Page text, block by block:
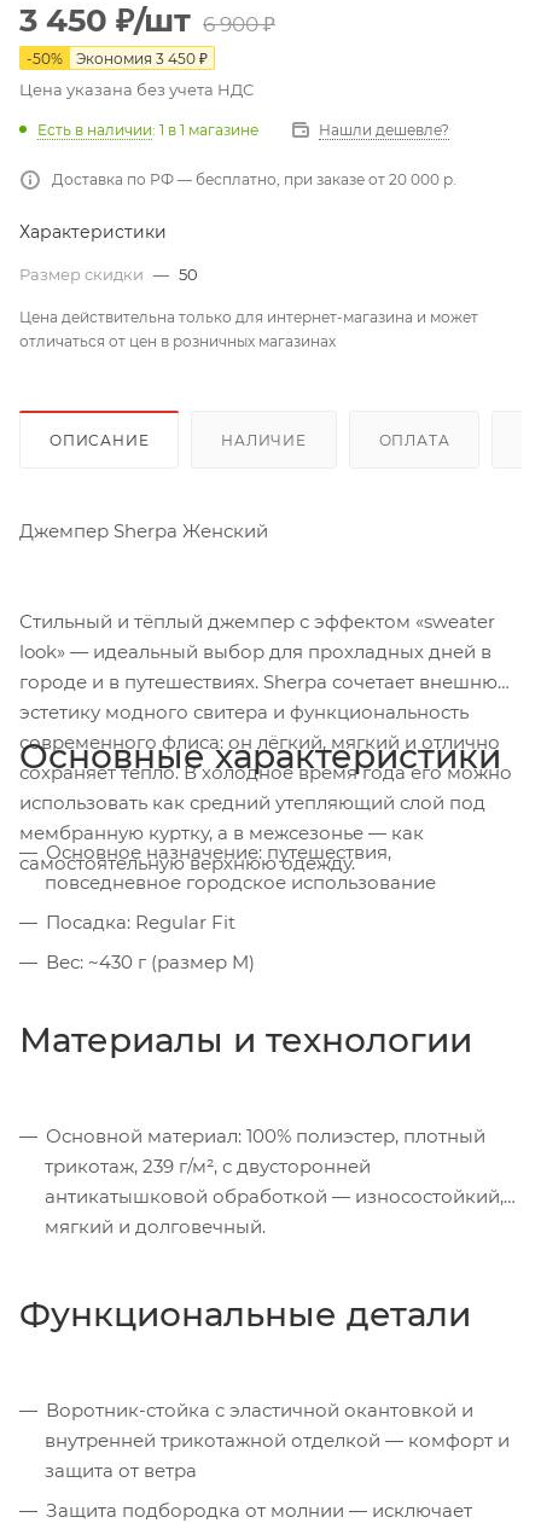
3 450 ₽/шт 6 900₽
-50% Экономия 3 450 ₽
Цена указана без учета НДС
Есть в наличии: 1 в 1 магазине Нашли дешевле?
Доставка по РФ — бесплатно, при заказе от 20 000 р.
Характеристики
Размер скидки — 50
Цена действительна только для интернет-магазина и может
отличаться от цен в розничных магазинах
ОПИСАНИЕ НАЛИЧИЕ ОПЛАТА
Джемпер Sherpa Женский
Стильный и тёплый джемпер с эффектом «sweater
look» — идеальный выбор для прохладных дней в
городе и в путешествиях. Sherpa сочетает внешнюю
эстетику модного свитера и функциональность
современного флиса: он лёгкий, мягкий и отлично
сохраняет тепло. В холодное время года его можно
использовать как средний утепляющий слой под
мембранную куртку, а в межсезонье — как
самостоятельную верхнюю одежду.
Основные характеристики
Основное назначение: путешествия,
повседневное городское использование
Посадка: Regular Fit
Вес: ~430 г (размер M)
Материалы и технологии
Основной материал: 100% полиэстер, плотный
трикотаж, 239 г/м², с двусторонней
антикатышковой обработкой — износостойкий,
мягкий и долговечный.
Функциональные детали
Воротник-стойка с эластичной окантовкой и
внутренней трикотажной отделкой — комфорт и
защита от ветра
Защита подбородка от молнии — исключает